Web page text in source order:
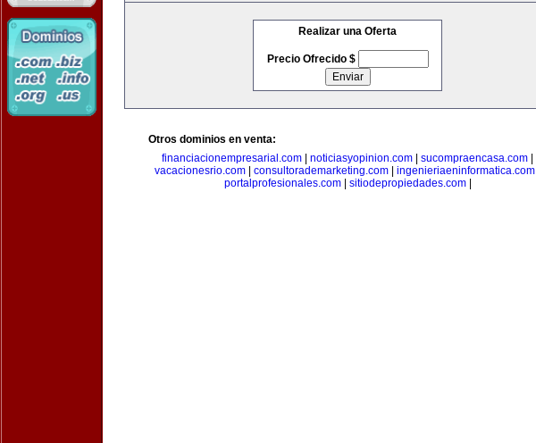
Realizar una Oferta
Precio Ofrecido $
Otros dominios en venta:
financiacionempresarial.com
noticiasyopinion.com sucompraencasa.com
vacacionesrio.com
consultorademarketing.com ingenieriaeninformatica.com
portalprofesionales.com| sitiodepropiedades.com|